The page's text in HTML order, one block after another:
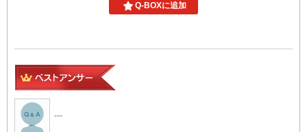
Q-BOXに追加
---